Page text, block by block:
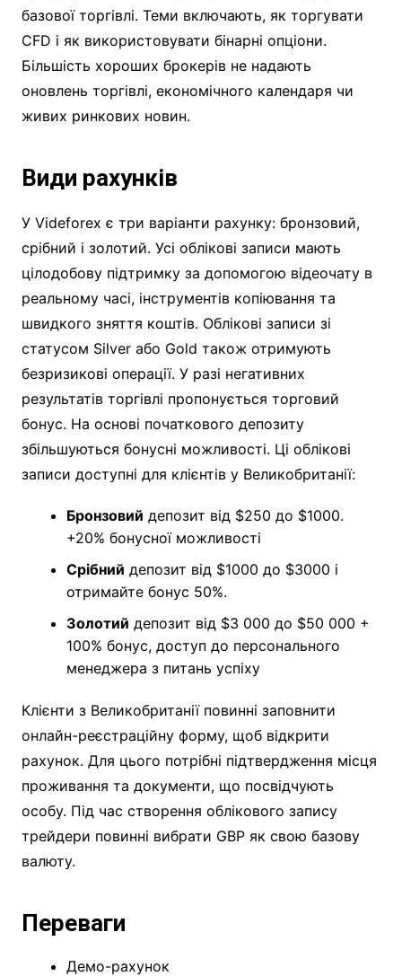
базової торгівлі. Теми включають, як торгувати
CFD і як використовувати бінарні опціони.
Більшість хороших брокерів не надають
оновлень торгівлі, економічного календаря чи
живих ринкових новин.
Види рахунків
У Videforex є три варіанти рахунку: бронзовий,
срібний і золотий. Усі облікові записи мають
цілодобову підтримку за допомогою відеочату в
реальному часі, інструментів копіювання та
швидкого зняття коштів. Облікові записи зі
статусом Silver або Gold також отримують
безризикові операції. У разі негативних
результатів торгівлі пропонується торговий
бонус. На основі початкового депозиту
збільшуються бонусні можливості. Ці облікові
записи доступні для клієнтів у Великобританії:
Бронзовий депозит від $250 до $1000.
+20% бонусної можливості
Срібний депозит від $1000 до $3000 і
отримайте бонус 50%.
Золотий депозит від $3 000 до $50 000 +
100% бонус, доступ до персонального
менеджера з питань успіху
Клієнти з Великобританії повинні заповнити
онлайн-реєстраційну форму, щоб відкрити
рахунок. Для цього потрібні підтвердження місця
проживання та документи, що посвідчують
особу. Під час створення облікового запису
трейдери повинні вибрати GBP як свою базову
валюту.
Переваги
Демо-рахунок